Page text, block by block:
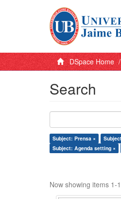
DSpace Home
Search
Subject: Prensa ×
Subject: Agenda setting ×
Now showing items 1-